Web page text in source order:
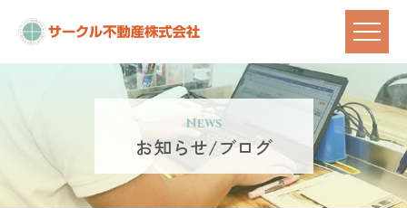
News
お知らせ/ブログ